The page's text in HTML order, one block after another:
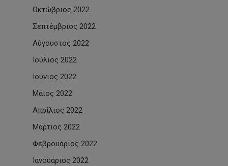
Οκτώβριος 2022
Σεπτέμβριος 2022
Αύγουστος 2022
Ιούλιος 2022
Ιούνιος 2022
Μάιος 2022
Απρίλιος 2022
Μάρτιος 2022
Φεβρουάριος 2022
Ιανουάριος 2022